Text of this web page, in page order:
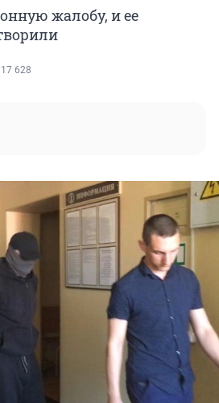
жалобу, и ее
17 628